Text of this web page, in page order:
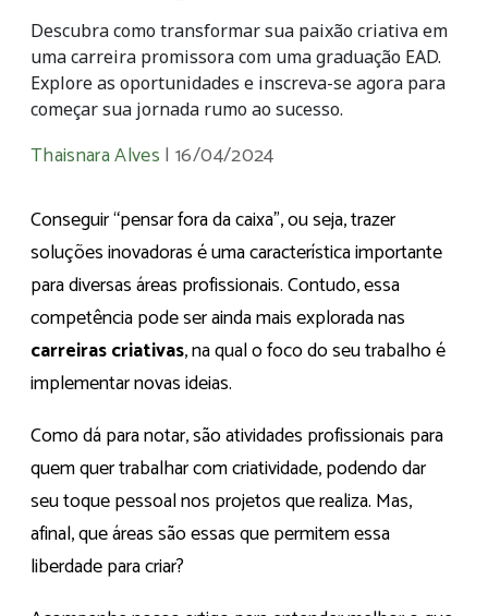
Descubra como transformar sua paixão criativa em
uma carreira promissora com uma graduação EAD.
Explore as oportunidades e inscreva-se agora para
começar sua jornada rumo ao sucesso.
Thaisnara Alves |16/04/2024
Conseguir “pensar fora da caixa”, ou seja, trazer
soluções inovadoras é uma característica importante
para diversas áreas profissionais. Contudo, essa
competência pode ser ainda mais explorada nas
carreiras criativas, na qual o foco do seu trabalho é
implementar novas ideias.
Como dá para notar, são atividades profissionais para
quem quer trabalhar com criatividade, podendo dar
seu toque pessoal nos projetos que realiza. Mas,
afinal, que áreas são essas que permitem essa
liberdade para criar?